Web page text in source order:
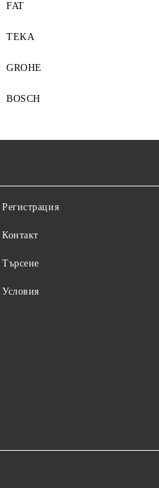
FAT
TEKA
GROHE
BOSCH
Регистрация
Контакт
Търсене
Условия